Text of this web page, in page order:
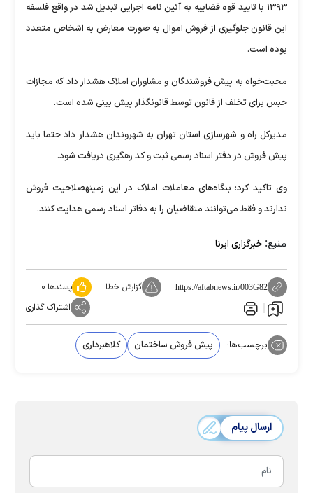
۱۳۹۳ با تایید قوه قضاییه به آئین نامه اجرایی تبدیل شد در واقع فلسفه
این قانون جلوگیری از فروش اموال به صورت معارض به اشخاص متعدد
بوده است.
محبت‌خواه به پیش فروشندگان و مشاوران املاک هشدار داد که مجازات
حبس برای تخلف از قانون توسط قانونگذار پیش بینی شده است.
مدیرکل راه و شهرسازی استان تهران به شهروندان هشدار داد حتما باید
پیش فروش در دفتر اسناد رسمی ثبت و کد رهگیری دریافت شود.
وی تاکید کرد: بنگاه‌های معاملات املاک در این زمینهصلاحیت فروش
ندارند و فقط می‌توانند متقاضیان را به دفاتر اسناد رسمی هدایت کنند.
منبع: خبرگزاری ایرنا
https://aftabnews.ir/003G82 گزارش خطا پسندها:۰
اشتراک گذاری
برچسب‌ها: پیش فروش ساختمان کلاهبرداری
ارسال پیام